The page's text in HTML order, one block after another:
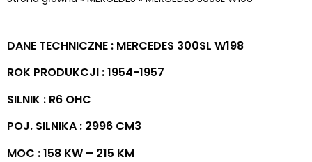
DANE TECHNICZNE : MERCEDES 300SL W198
ROK PRODUKCJI : 1954-1957
SILNIK : R6 OHC
POJ. SILNIKA : 2996 CM3
MOC : 158 KW – 215 KM